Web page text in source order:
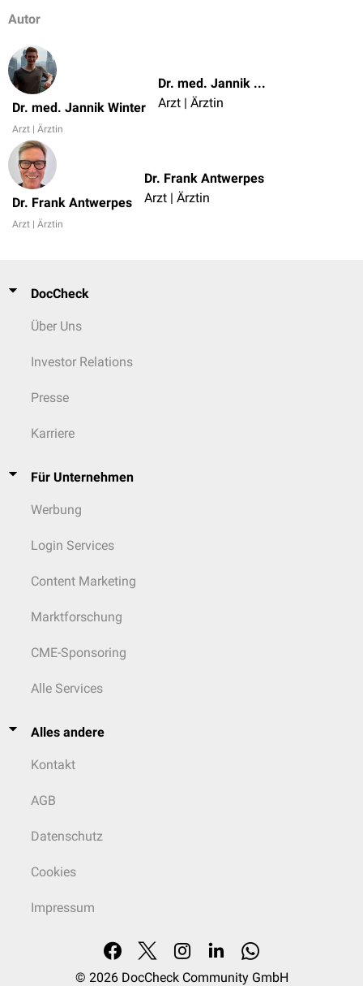
Autor
Dr. med. Jannik Winter
Arzt | Ärztin
Dr. med. Jannik Winter
Arzt | Ärztin
Dr. Frank Antwerpes
Arzt | Ärztin
Dr. Frank Antwerpes
Arzt | Ärztin
DocCheck
Über Uns
Investor Relations
Presse
Karriere
Für Unternehmen
Werbung
Login Services
Content Marketing
Marktforschung
CME-Sponsoring
Alle Services
Alles andere
Kontakt
AGB
Datenschutz
Cookies
Impressum
© 2026 DocCheck Community GmbH